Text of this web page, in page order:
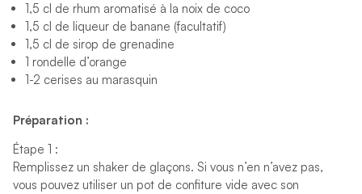
1,5 cl de rhum aromatisé à la noix de coco
1,5 cl de liqueur de banane (facultatif)
1,5 cl de sirop de grenadine
1 rondelle d’orange
1-2 cerises au marasquin
Préparation :
Étape 1 :
Remplissezun shakerde glaçons. Si vous n’en n’avez pas,
vous pouvez utiliser un pot de confiture vide avec son